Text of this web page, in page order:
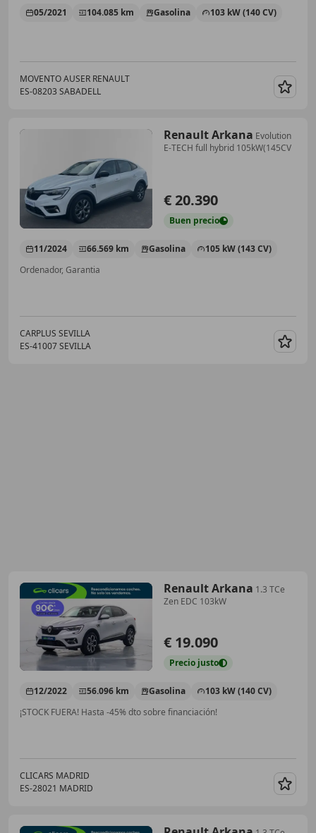
05/2021 104.085 km Gasolina 103 kW (140 CV)
MOVENTO AUSER RENAULT
ES-08203 SABADELL
Renault Arkana Evolution
E-TECH full hybrid 105kW(145CV
€ 20.390
Buen precio
11/2024 66.569 km Gasolina
105 kW (143 CV)
Ordenador, Garantia
CARPLUS SEVILLA
ES-41007 SEVILLA
Renault Arkana 1.3 TCe
Zen EDC 103kW
€ 19.090
Precio justo
12/2022 56.096 km Gasolina
103 kW (140 CV)
¡STOCK FUERA! Hasta -45% dto sobre financiación!
CLICARS MADRID
ES-28021 MADRID